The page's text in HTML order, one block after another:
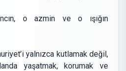
o azmin ve o ışığın
yalnızca kutlamak değil,
yaşatmak, korumak ve